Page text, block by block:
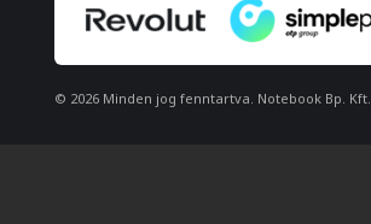
© 2026 Minden jog fenntartva. Notebook Bp. Kft.